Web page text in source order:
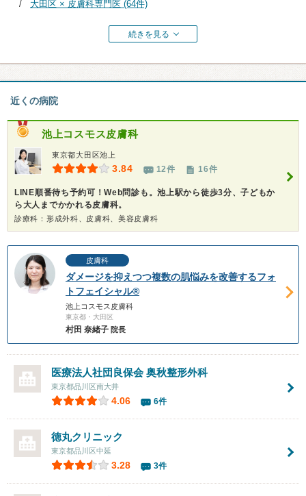
大田区 × 皮膚科専門医 (64件)
続きを見る
近くの病院
池上コスモス皮膚科
東京都大田区池上
3.84 12件 16件
LINE順番待ち予約可！Web問診も。池上駅から徒歩3分、子どもか
ら大人までかかれる皮膚科。
診療科：形成外科、皮膚科、美容皮膚科
皮膚科
ダメージを抑えつつ複数の肌悩みを改善するフォ
トフェイシャル®
池上コスモス皮膚科
東京都・大田区
村田 奈緒子 院長
医療法人社団良保会 奥秋整形外科
東京都品川区南大井
4.06 6件
徳丸クリニック
東京都品川区中延
3.28 3件